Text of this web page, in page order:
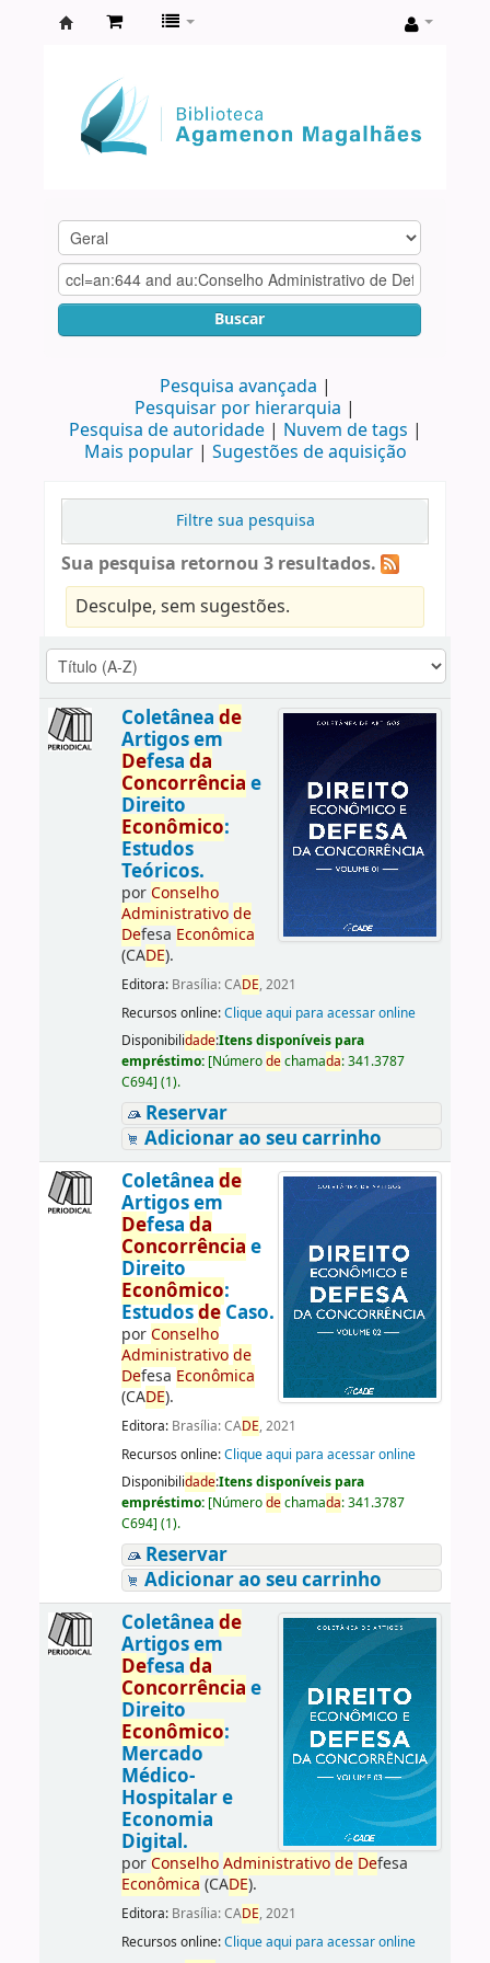
Agamenon
Magalhães
Buscar
Pesquisa avançada
Pesquisar por hierarquia
Pesquisa de autoridade
Nuvem de tags
Mais popular
Sugestões de aquisição
Filtre sua pesquisa
Sua pesquisa retornou 3 resultados.
Desculpe, sem sugestões.
Coletânea de
Artigos em
Defesa da
Concorrência e
Direito
Econômico:
Estudos
Teóricos.
porConselho
Administrativo de
Defesa Econômica
(CADE).
Editora: Brasília: CADE, 2021
Recursos online:Clique aqui para acessar online
Disponibilidade:Itens disponíveis para
empréstimo: [Númerodechamada:341.3787
C694] (1).
Reservar
Adicionar ao seu carrinho
Coletânea de
Artigos em
Defesa da
Concorrência e
Direito
Econômico:
EstudosdeCaso.
porConselho
Administrativo de
Defesa Econômica
(CADE).
Editora: Brasília: CADE, 2021
Recursos online:Clique aqui para acessar online
Disponibilidade:Itens disponíveis para
empréstimo: [Númerodechamada:341.3787
C694] (1).
Reservar
Adicionar ao seu carrinho
Coletânea de
Artigos em
Defesa da
Concorrência e
Direito
Econômico:
Mercado
Médico-
Hospitalar e
Economia
Digital.
porConselho Administrativo de Defesa
Econômica (CADE).
Editora: Brasília: CADE, 2021
Recursos online:Clique aqui para acessar online